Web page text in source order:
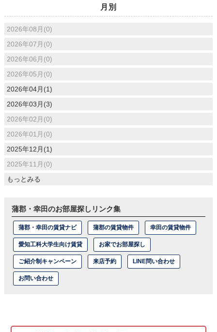
月別
2026年08月(0)
2026年07月(0)
2026年06月(0)
2026年05月(0)
2026年04月(1)
2026年03月(3)
2026年02月(0)
2026年01月(0)
2025年12月(1)
2025年11月(0)
もっとみる
蒲郡・幸田のお部屋探しリンク集
蒲郡・幸田の賃貸ナビ 蒲郡の賃貸物件 幸田の賃貸物件
愛知工科大学生向け賃貸 お家でお部屋探し
ご紹介制キャンペーン 来店予約 LINE問い合わせ
お問い合わせ